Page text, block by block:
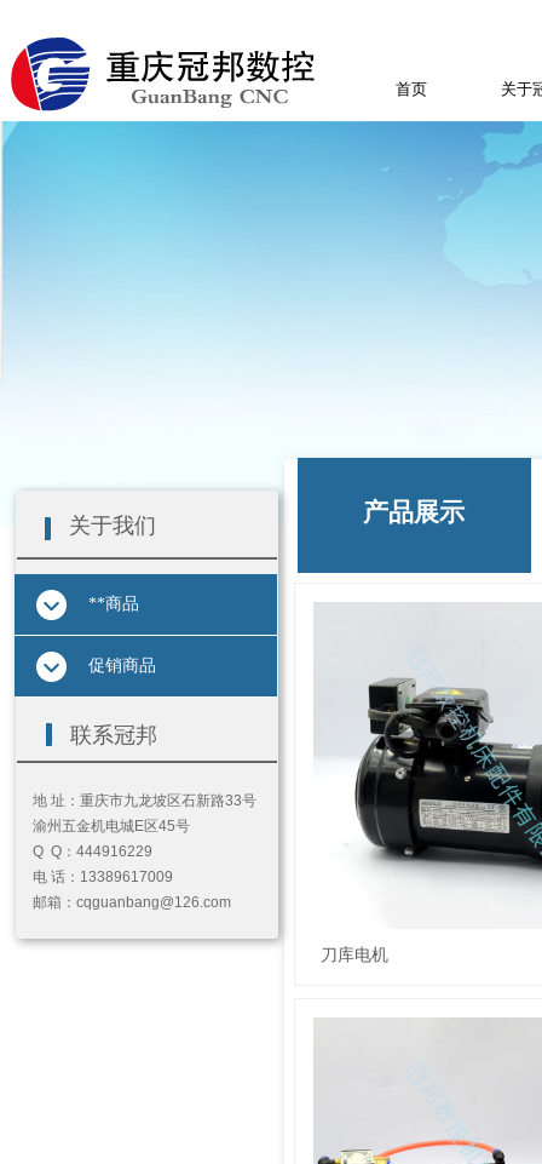
首页 关于
刀库电机
产品展示
**商品
促销商品
地 址：重庆市九龙坡区石新路33号
渝州五金机电城E区45号
Q Q：444916229
电 话：13389617009
邮箱：cqguanbang@126.com
联系冠邦
关于我们